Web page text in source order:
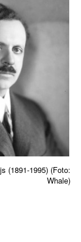
(1891-1995) (Foto:
Whale)